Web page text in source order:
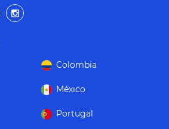
Colombia
México
Portugal